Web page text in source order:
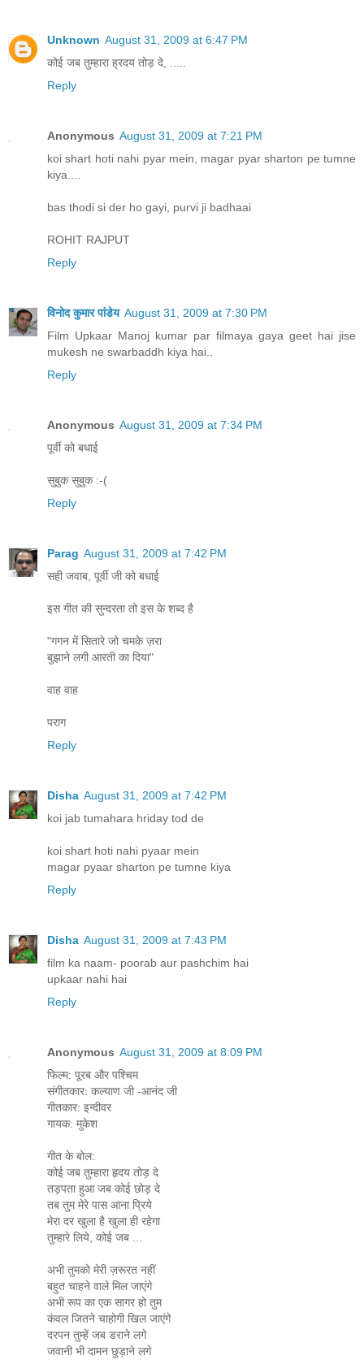
Unknown August 31, 2009 at 6:47 PM
कोई जब तुम्हारा ह्रदय तोड़ दे, .....
Reply
Anonymous August 31, 2009 at 7:21 PM
koi shart hoti nahi pyar mein, magar pyar sharton pe tumne
kiya....
bas thodi si der ho gayi, purvi ji badhaai
ROHIT RAJPUT
Reply
विनोद कुमार पांडेय August 31, 2009 at 7:30 PM
Film Upkaar Manoj kumar par filmaya gaya geet hai jise
mukesh ne swarbaddh kiya hai..
Reply
Anonymous August 31, 2009 at 7:34 PM
पूर्वी को बधाई
सुबुक सुबुक :-(
Reply
Parag August 31, 2009 at 7:42 PM
सही जवाब, पूर्वी जी को बधाई
इस गीत की सुन्दरता तो इस के शब्द है
"गगन में सितारे जो चमके ज़रा
बुझाने लगी आरती का दिया"
वाह वाह
पराग
Reply
Disha August 31, 2009 at 7:42 PM
koi jab tumahara hriday tod de
koi shart hoti nahi pyaar mein
magar pyaar sharton pe tumne kiya
Reply
Disha August 31, 2009 at 7:43 PM
film ka naam- poorab aur pashchim hai
upkaar nahi hai
Reply
Anonymous August 31, 2009 at 8:09 PM
फिल्म: पूरब और पश्चिम
संगीतकार: कल्याण जी -आनंद जी
गीतकार: इन्दीवर
गायक: मुकेश
गीत के बोल:
कोई जब तुम्हारा हृदय तोड़ दे
तड़पता हुआ जब कोई छोड़ दे
तब तुम मेरे पास आना प्रिये
मेरा दर खुला है खुला ही रहेगा
तुम्हारे लिये, कोई जब ...
अभी तुमको मेरी ज़रूरत नहीं
बहुत चाहने वाले मिल जाएंगे
अभी रूप का एक सागर हो तुम
कंवल जितने चाहोगी खिल जाएंगे
दरपन तुम्हें जब डराने लगे
जवानी भी दामन छुड़ाने लगे